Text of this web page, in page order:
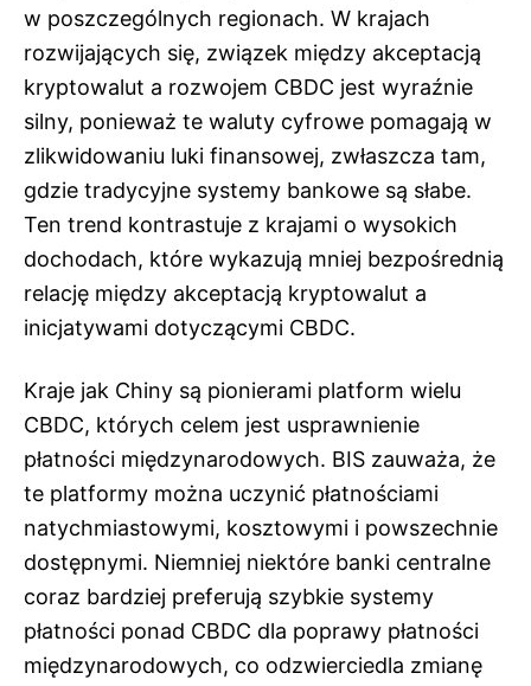
w poszczególnych regionach. W krajach
rozwijających się, związek między akceptacją
kryptowalut a rozwojem CBDC jest wyraźnie
silny, ponieważ te waluty cyfrowe pomagają w
zlikwidowaniu luki finansowej, zwłaszcza tam,
gdzie tradycyjne systemy bankowe są słabe.
Ten trend kontrastuje z krajami o wysokich
dochodach, które wykazują mniej bezpośrednią
relację między akceptacją kryptowalut a
inicjatywami dotyczącymi CBDC.
Kraje jak Chiny są pionierami platform wielu
CBDC, których celem jest usprawnienie
płatności międzynarodowych. BIS zauważa, że
te platformy można uczynić płatnościami
natychmiastowymi, kosztowymi i powszechnie
dostępnymi. Niemniej niektóre banki centralne
coraz bardziej preferują szybkie systemy
płatności ponad CBDC dla poprawy płatności
międzynarodowych, co odzwierciedla zmianę